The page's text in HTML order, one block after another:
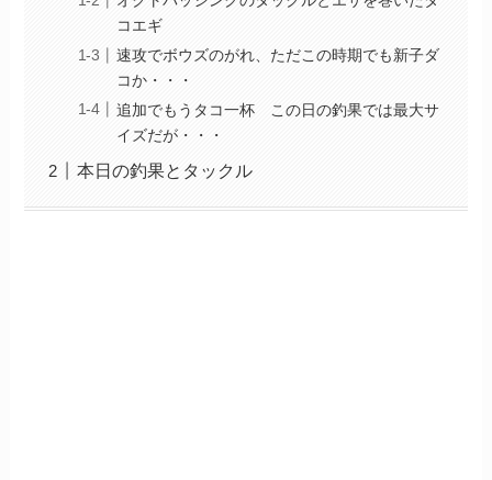
コエギ
速攻でボウズのがれ、ただこの時期でも新子ダ
コか・・・
追加でもうタコ一杯 この日の釣果では最大サ
イズだが・・・
本日の釣果とタックル